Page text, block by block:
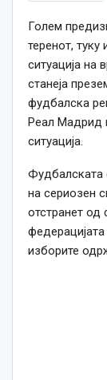
Голем
теренот,
ситуација на
станеја
фудбалска
Реал Мадрид
ситуација.
Фудбалската
на сериозен
отстранет од
изборите